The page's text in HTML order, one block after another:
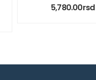
5,780.00rsd